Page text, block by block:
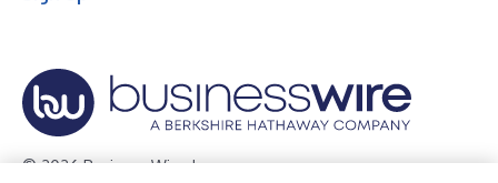
© 2026 Business Wire, Inc.